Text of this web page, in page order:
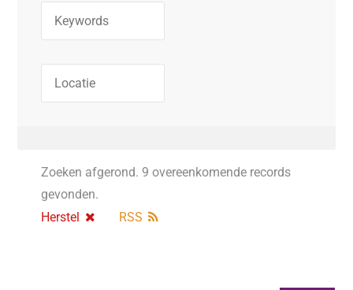
Zoeken afgerond. 9 overeenkomende records
gevonden.
Herstel
RSS